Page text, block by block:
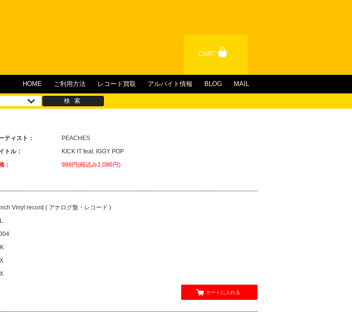
CART
HOME ご利用方法 レコード買取 アルバイト情報 BLOG MAIL
ティスト：
PEACHES
トル：
KICK IT feat. IGGY POP
：
988円(税込み1,086円)
Vinyl record ( アナログ盤・レコード )
カートに入れる